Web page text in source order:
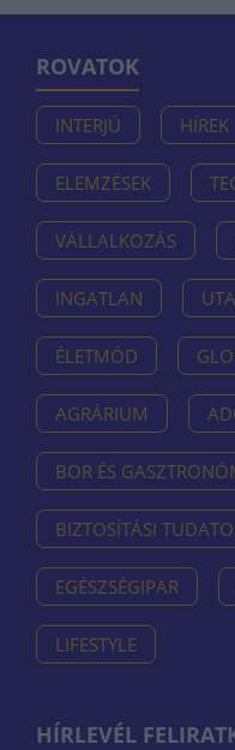
ROVATOK
INTERJÚ HÍREK
ELEMZÉSEK
VÁLLALKOZÁS
INGATLAN
ÉLETMÓD
AGRÁRIUM
BOR ÉS
BIZTOSÍTÁSI
EGÉSZSÉGIPAR
LIFESTYLE
HÍRLEVÉL